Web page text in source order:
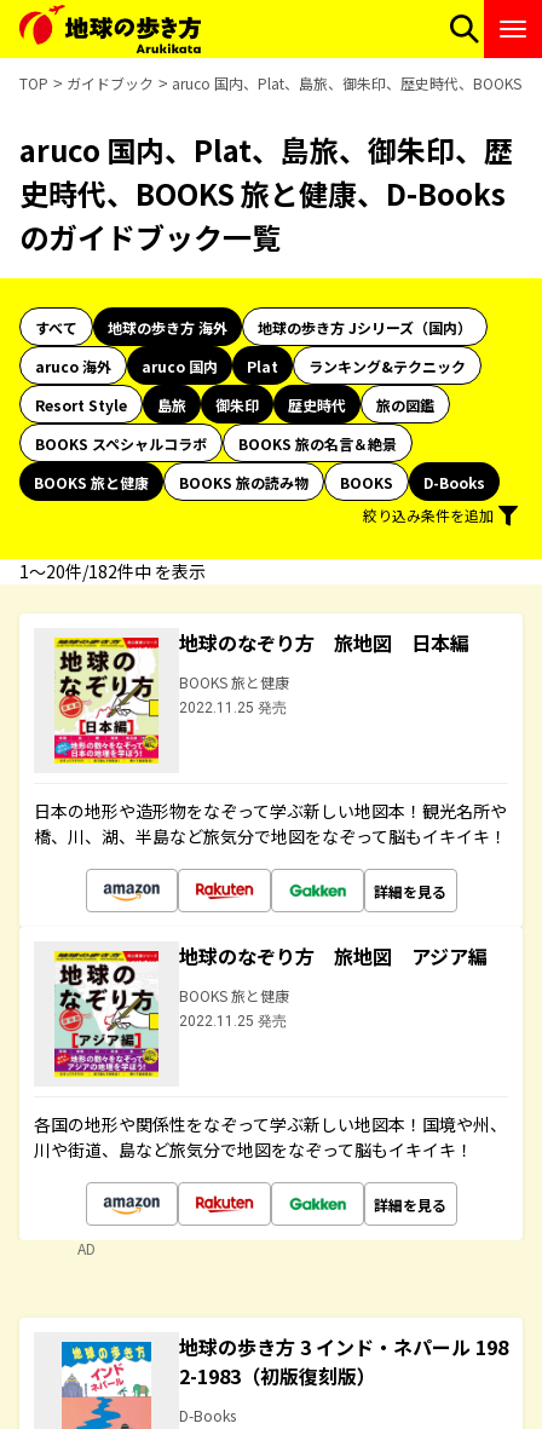
TOP ガイドブック aruco 国内、Plat、島旅、御朱印、歴史時代、BOOKS
aruco 国内、Plat、島旅、御朱印、歴
史時代、BOOKS 旅と健康、D-Books
のガイドブック一覧
すべて 地球の歩き方 海外
地球の歩き方 Jシリーズ（国内）
aruco 海外
aruco 国内 Plat
ランキング&テクニック
Resort Style
島旅 御朱印 歴史時代
旅の図鑑
BOOKS スペシャルコラボ
BOOKS 旅の名言＆絶景
BOOKS 旅と健康
BOOKS 旅の読み物 BOOKS
D-Books
絞り込み条件を追加
1〜20件/182件中 を表示
地球のなぞり方 旅地図 日本編
BOOKS 旅と健康
2022.11.25 発売
日本の地形や造形物をなぞって学ぶ新しい地図本！観光名所や
橋、川、湖、半島など旅気分で地図をなぞって脳もイキイキ！
詳細を見る
地球のなぞり方 旅地図 アジア編
BOOKS 旅と健康
2022.11.25 発売
各国の地形や関係性をなぞって学ぶ新しい地図本！国境や州、
川や街道、島など旅気分で地図をなぞって脳もイキイキ！
詳細を見る
AD
地球の歩き方 3 インド・ネパール 198
2-1983（初版復刻版）
D-Books